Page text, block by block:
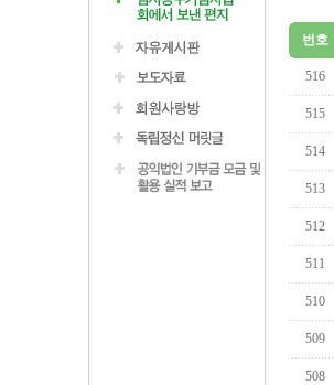
번호
516
515
514
513
512
511
510
509
508